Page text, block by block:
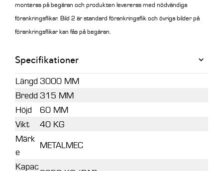
monteras på begäran och produkten levereras med nödvändiga
förankringsflikar. Bild 2 är standard förankringsflik och övriga bilder på
förankringsflikar kan fås på begäran.
Specifikationer
Längd 3000 MM
Bredd 315 MM
Höjd
60 MM
Vikt
40 KG
Märk
e
METALMEC
Kapac